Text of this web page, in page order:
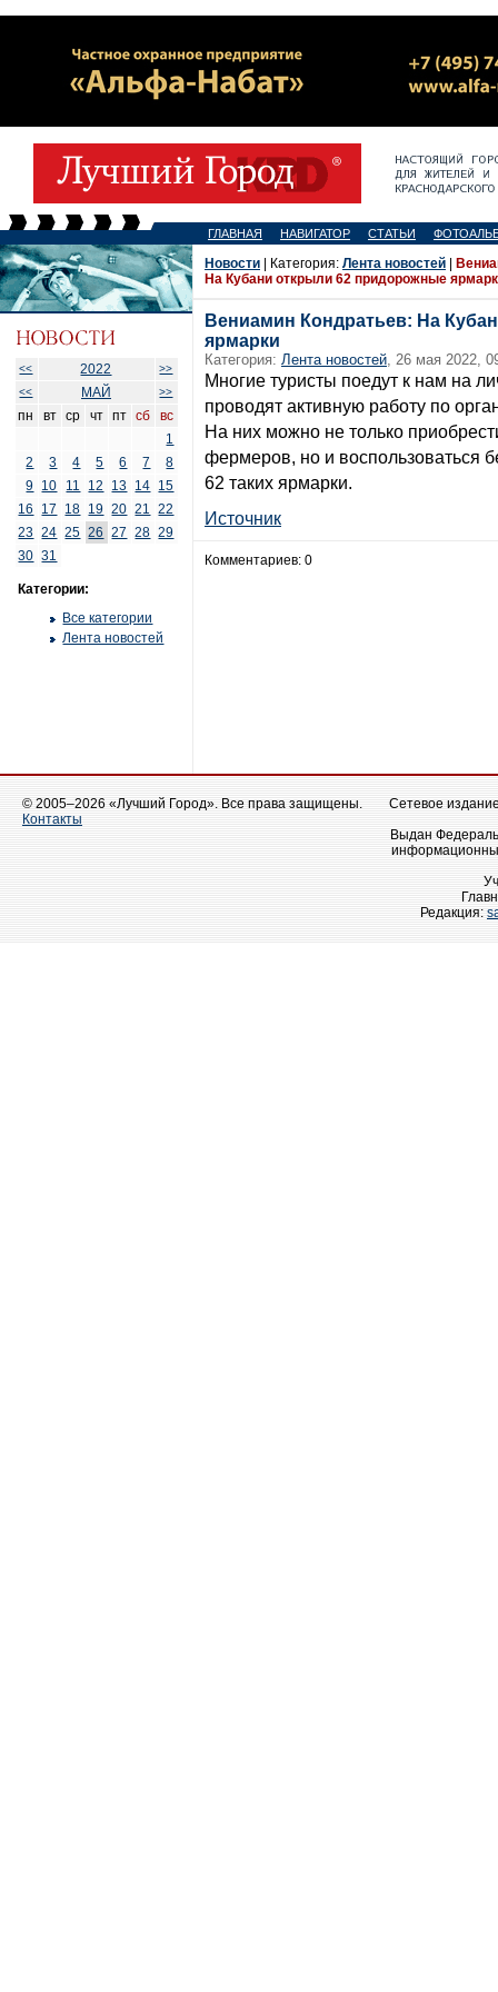
ГЛАВНАЯ НАВИГАТОР СТАТЬИ
<< 2022
>>
<<
МАЙ >>
пн вт ср чт пт сб
вс
1
2
3 4 5 6 7
8
9 10 11 12 13 14 15
16
17 18 19 20 21
22
23 24 25 26 27 28 29
30 31
Категории:
Все категории
Лента новостей
Новости | Категория: Лента новостей
На Кубани открыли 62 придорожные
Вениамин Кондратьев: На
ярмарки
Категория: Лента новостей, 26 мая 2022,
Многие туристы поедут к нам на
проводят активную работу по
На них можно не только
фермеров, но и воспользоваться
62 таких ярмарки.
Источник
Комментариев: 0
© 2005–2026 «Лучший Город». Все права защищены.
Контакты
Сетевое
Выдан
Редакция: